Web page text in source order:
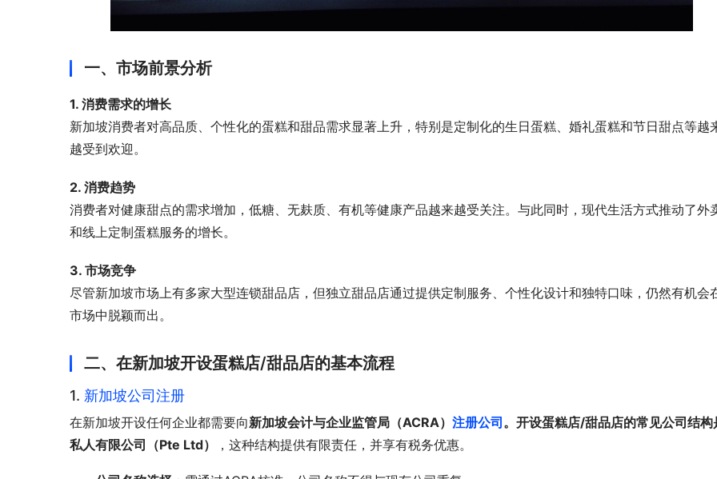
一、市场前景分析
1. 消费需求的增长
新加坡消费者对高品质、个性化的蛋糕和甜品需求显著上升，特别是定制化的生日蛋糕、婚礼蛋糕和节日甜点等越
越受到欢迎。
2. 消费趋势
消费者对健康甜点的需求增加，低糖、无麸质、有机等健康产品越来越受关注。与此同时，现代生活方式推动了外
和线上定制蛋糕服务的增长。
3. 市场竞争
尽管新加坡市场上有多家大型连锁甜品店，但独立甜品店通过提供定制服务、个性化设计和独特口味，仍然有机会
市场中脱颖而出。
二、在新加坡开设蛋糕店/甜品店的基本流程
1. 新加坡公司注册
在新加坡开设任何企业都需要向新加坡会计与企业监管局（ACRA） 注册公司。开设蛋糕店/甜品店的常见公司结构
私人有限公司（Pte Ltd）
，这种结构提供有限责任，并享有税务优惠。